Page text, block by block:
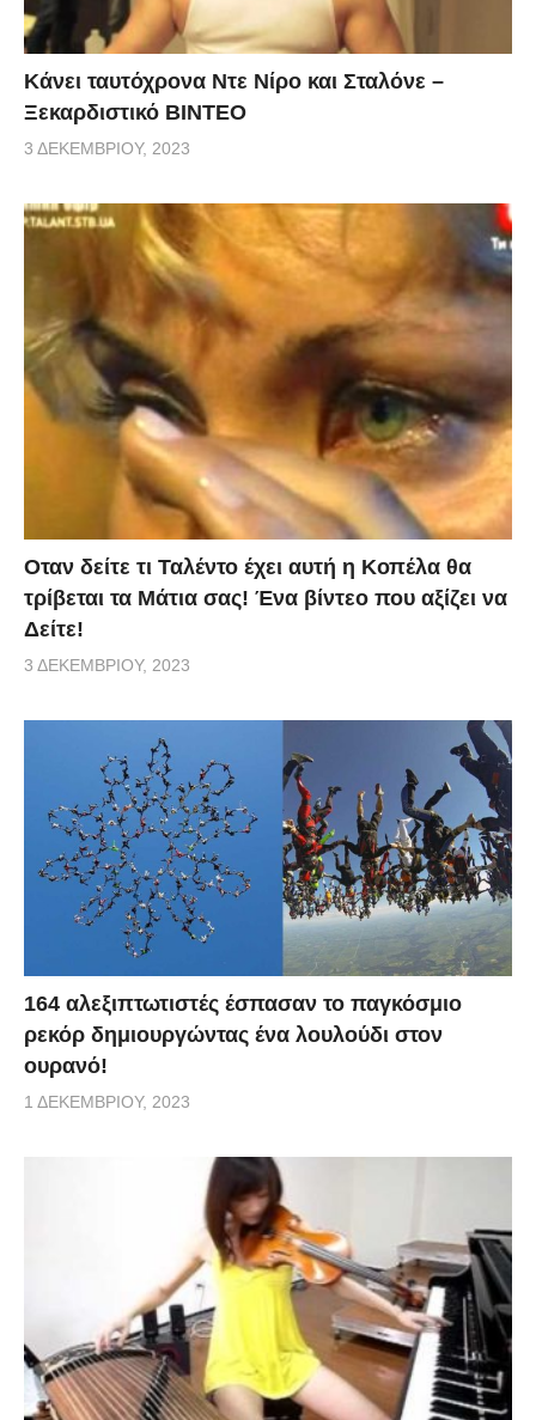
Κάνει ταυτόχρονα Ντε Νίρο και Σταλόνε –
Ξεκαρδιστικό ΒΙΝΤΕΟ
3 ΔΕΚΕΜΒΡΊΟΥ, 2023
Οταν δείτε τι Ταλέντο έχει αυτή η Κοπέλα θα
τρίβεται τα Μάτια σας! Ένα βίντεο που αξίζει να
Δείτε!
3 ΔΕΚΕΜΒΡΊΟΥ, 2023
164 αλεξιπτωτιστές έσπασαν το παγκόσμιο
ρεκόρ δημιουργώντας ένα λουλούδι στον
ουρανό!
1 ΔΕΚΕΜΒΡΊΟΥ, 2023